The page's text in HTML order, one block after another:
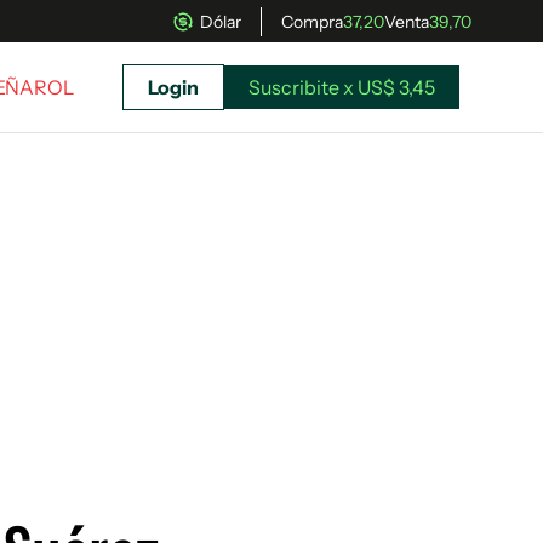
Dólar Compra37,20Venta39,70
Login Suscribite x US$ 3,45